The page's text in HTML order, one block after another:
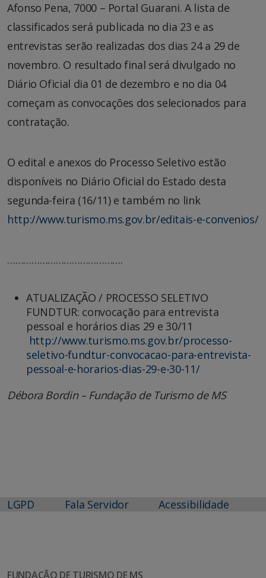
Afonso Pena, 7000 – Portal Guarani. A lista de
classificados será publicada no dia 23 e as
entrevistas serão realizadas dos dias 24 a 29 de
novembro. O resultado final será divulgado no
Diário Oficial dia 01 de dezembro e no dia 04
começam as convocações dos selecionados para
contratação.
O edital e anexos do Processo Seletivo estão
disponíveis no Diário Oficial do Estado desta
segunda-feira (16/11) e também no link
http://www.turismo.ms.gov.br/editais-e-convenios/
…………………………………….
ATUALIZAÇÃO / PROCESSO SELETIVO
FUNDTUR: convocação para entrevista
pessoal e horários dias 29 e 30/11
http://www.turismo.ms.gov.br/processo-
seletivo-fundtur-convocacao-para-entrevista-
pessoal-e-horarios-dias-29-e-30-11/
Débora Bordin – Fundação de Turismo de MS
LGPD Fala Servidor Acessibilidade
FUNDAÇÃO DE TURISMO DE MS